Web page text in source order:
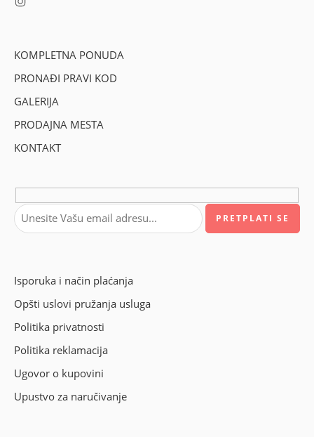
KOMPLETNA PONUDA
PRONAĐI PRAVI KOD
GALERIJA
PRODAJNA MESTA
KONTAKT
Isporuka i način plaćanja
Opšti uslovi pružanja usluga
Politika privatnosti
Politika reklamacija
Ugovor o kupovini
Upustvo za naručivanje